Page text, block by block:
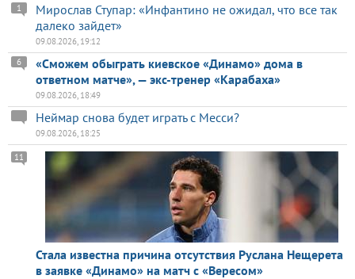
Мирослав Ступар: «Инфантино не ожидал, что все так
далеко зайдет»
1
09.08.2026, 19:12
«Сможем обыграть киевское «Динамо» дома в
ответном матче», — экс-тренер «Карабаха»
6
09.08.2026, 18:49
Неймар снова будет играть с Месси?
09.08.2026, 18:25
Стала известна причина отсутствия Руслана Нещерета
в заявке «Динамо» на матч с «Вересом»
11